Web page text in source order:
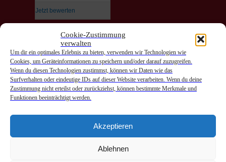
Cookie-Zustimmung
verwalten
Um dir ein optimales Erlebnis zu bieten, verwenden wir Technologien wie
Cookies, um Geräteinformationen zu speichern und/oder darauf zuzugreifen.
Wenn du diesen Technologien zustimmst, können wir Daten wie das
Surfverhalten oder eindeutige IDs auf dieser Website verarbeiten. Wenn du deine
Zustimmung nicht erteilst oder zurückziehst, können bestimmte Merkmale und
Funktionen beeinträchtigt werden.
Akzeptieren
Ablehnen
Jetzt bewerten
Abreise
Hotel Sonnblick | Fam. Bilgeri | A-6752 Wald am Arlberg |
Obere Gasse Hnr. 38 | Tel: +4355857367 |